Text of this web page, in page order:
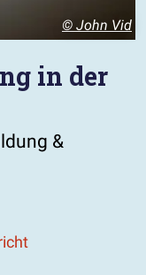
in der
&
© John Vid